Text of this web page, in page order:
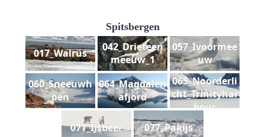
Spitsbergen
017_Walrus
042_Drieteen
meeuw_1
057_Ivoormee
uw
060_Sneeuwh
oen
064_Magdalen
afjord
065_Noorderli
cht_Trinityhar
bour
071_IJsbeer
077_Pakijs